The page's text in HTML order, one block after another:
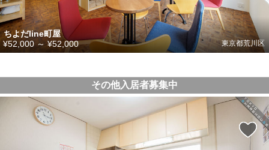
ちよだline町屋
東京都荒川区
¥52,000～¥52,000
その他入居者募集中